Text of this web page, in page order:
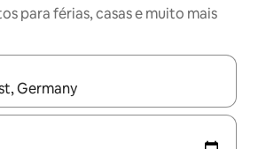
para férias, casas e muito mais
estiverem disponíveis, navegue com